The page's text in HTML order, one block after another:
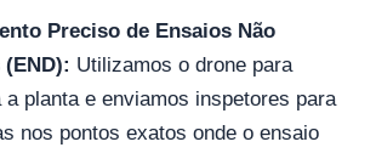
Preciso de Ensaios Não
Utilizamos o drone para
a planta e enviamos inspetores para
nos pontos exatos onde o ensaio